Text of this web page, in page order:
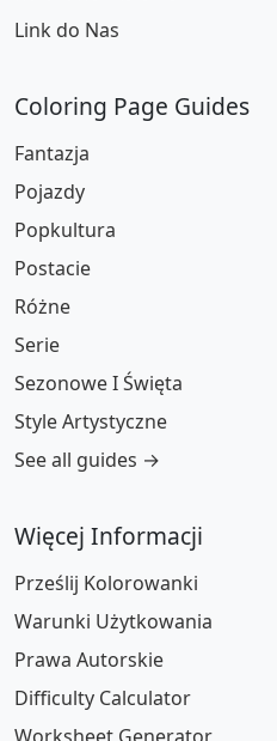
Link do Nas
Coloring Page Guides
Fantazja
Pojazdy
Popkultura
Postacie
Różne
Serie
Sezonowe I Święta
Style Artystyczne
See all guides →
Więcej Informacji
Prześlij Kolorowanki
Warunki Użytkowania
Prawa Autorskie
Difficulty Calculator